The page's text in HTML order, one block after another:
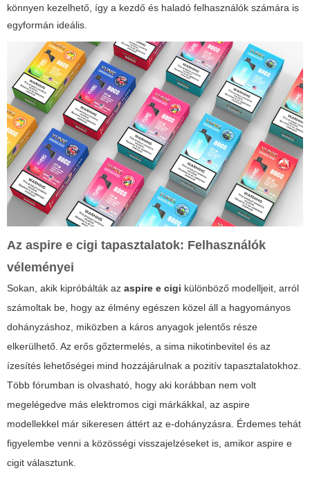
könnyen kezelhető, így a kezdő és haladó felhasználók számára is
egyformán ideális.
Az aspire e cigi tapasztalatok: Felhasználók
véleményei
Sokan, akik kipróbálták az aspire e cigi különböző modelljeit, arról
számoltak be, hogy az élmény egészen közel áll a hagyományos
dohányzáshoz, miközben a káros anyagok jelentős része
elkerülhető. Az erős gőztermelés, a sima nikotinbevitel és az
ízesítés lehetőségei mind hozzájárulnak a pozitív tapasztalatokhoz.
Több fórumban is olvasható, hogy aki korábban nem volt
megelégedve más elektromos cigi márkákkal, az aspire
modellekkel már sikeresen áttért az e-dohányzásra. Érdemes tehát
figyelembe venni a közösségi visszajelzéseket is, amikor aspire e
cigit választunk.